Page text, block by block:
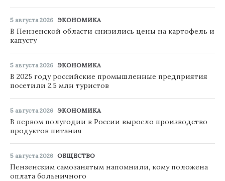
5 августа 2026 ЭКОНОМИКА
В Пензенской области снизились цены на картофель и
капусту
5 августа 2026 ЭКОНОМИКА
В 2025 году российские промышленные предприятия
посетили 2,5 млн туристов
5 августа 2026 ЭКОНОМИКА
В первом полугодии в России выросло производство
продуктов питания
5 августа 2026 ОБЩЕСТВО
Пензенским самозанятым напомнили, кому положена
оплата больничного